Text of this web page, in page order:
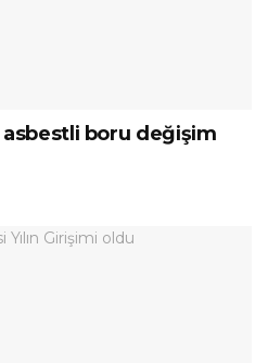
asbestli boru değişim